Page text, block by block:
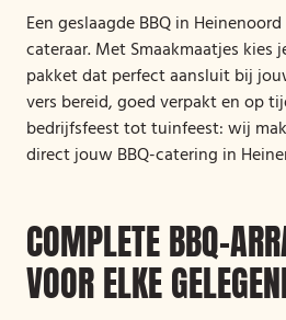
Een geslaagde BBQ in
cateraar. Met Smaakmaatjes kies
pakket dat perfect aansluit bij
vers bereid, goed verpakt en op
bedrijfsfeest tot tuinfeest: wij
direct jouw BBQ-catering in
COMPLETE BBQ-
VOOR ELKE